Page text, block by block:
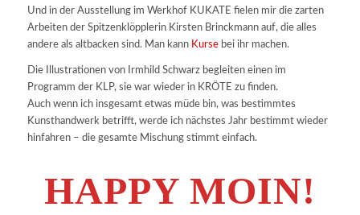
Und in der Ausstellung im Werkhof KUKATE fielen mir die zarten
Arbeiten der Spitzenklöpplerin Kirsten Brinckmann auf, die alles
andere als altbacken sind. Man kann Kursebei ihr machen.
Die Illustrationen von Irmhild Schwarz begleiten einen im
Programm der KLP, sie war wieder in KRÖTE zu finden.
Auch wenn ich insgesamt etwas müde bin, was bestimmtes
Kunsthandwerk betrifft, werde ich nächstes Jahr bestimmt wieder
hinfahren – die gesamte Mischung stimmt einfach.
HAPPY MOIN!